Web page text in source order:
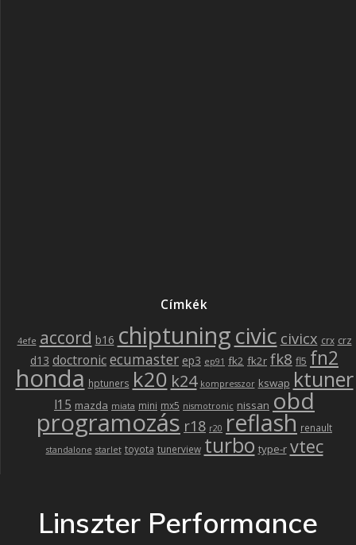
Címkék
4efe accord b16 chiptuningcivic civicx crx crz
d13 doctronicecumaster ep3 ep91 fk2 fk2r fk8 fl5 fn2
honda hptuners k20 k24 kompresszor kswap ktuner
l15 mazda miata mini mx5 nismotronic nissan obd
programozás r18 r20 reflash renault
standalone starlet toyota tunerview turbo type-r vtec
Linszter Performance